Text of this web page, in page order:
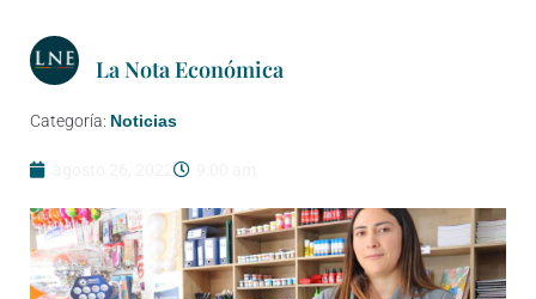
La Nota Económica
Categoría: Noticias